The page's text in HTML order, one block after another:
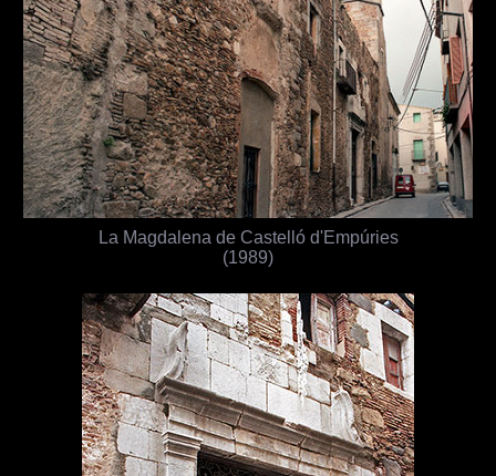
La Magdalena de Castelló d'Empúries
(1989)